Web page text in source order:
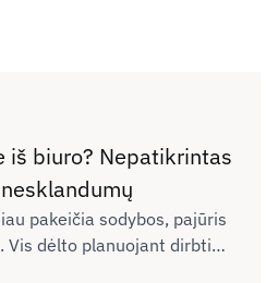
iš biuro? Nepatikrintas
pakeičia sodybos, pajūris
Vis dėlto planuojant dirbti